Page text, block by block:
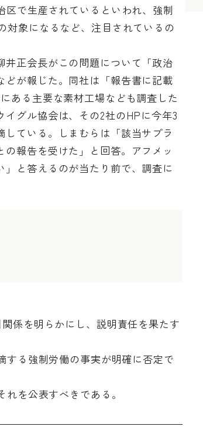
で生産されているといわれ、強制
対象になるなど、注目されているの
正会長がこの問題について「政治
が報じた。同社は「報告書に記載
ある主要な素材工場なども調査した
グル協会は、その2社のHPに今年3
ている。しまむらは「該当サプラ
報告を受けた」と回答。アフメッ
」と答えるのが当たり前で、調査に
係を明らかにし、説明責任を果たす
する強制労働の事実が明確に否定で
を公表すべきである。